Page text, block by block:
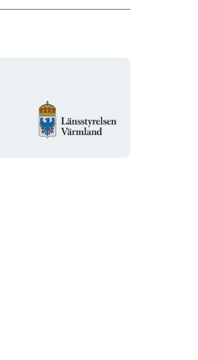
Organisationens
logotyp